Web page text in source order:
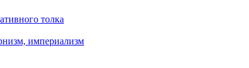
толка
империализм